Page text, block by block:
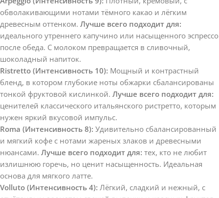
обволакивающими нотами тёмного какао и лёгким
древесным оттенком. Лучше всего подходит для:
идеального утреннего капучино или насыщенного эспрессо
после обеда. С молоком превращается в сливочный,
шоколадный напиток.
Ristretto (Интенсивность 10): Мощный и контрастный
бленд, в котором глубокие ноты обжарки сбалансированы
тонкой фруктовой кислинкой. Лучше всего подходит для:
ценителей классического итальянского ристретто, которым
нужен яркий вкусовой импульс.
Roma (Интенсивность 8): Удивительно сбалансированный
и мягкий кофе с нотами жареных злаков и древесными
нюансами. Лучше всего подходит для: тех, кто не любит
излишнюю горечь, но ценит насыщенность. Идеальная
основа для мягкого латте.
Volluto (Интенсивность 4): Лёгкий, сладкий и нежный, с